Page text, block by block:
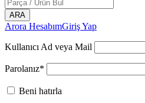
Arora HesabımGiriş Yap
Kullanıcı Ad veya Mail
Parolanız*
Beni hatırla